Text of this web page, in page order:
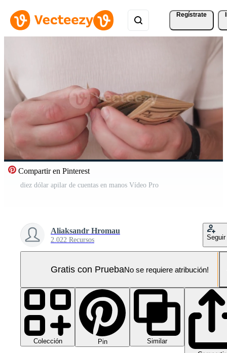
Regístrate
Compartir en Pinterest
diez dólar apilar de cuentas en manos Vídeo Pro
Aliaksandr Hromau
2.022 Recursos Seguir
Gratis con PruebaNo se requiere atribución!
Colección Pin
Similar